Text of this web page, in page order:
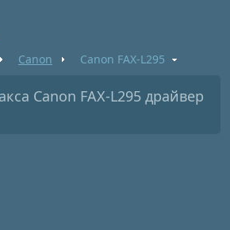
Canon Canon FAX-L295
Canon FAX-L295 драйвер